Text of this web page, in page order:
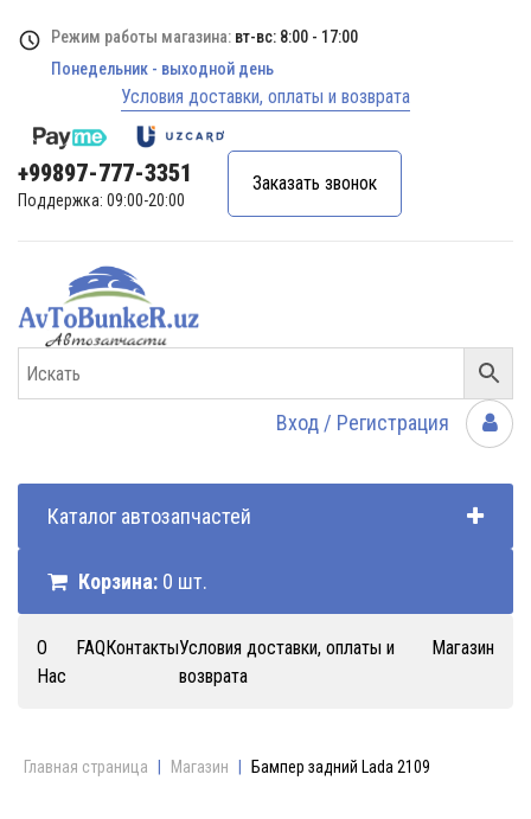
Режим работы магазина: вт-вс: 8:00 - 17:00
Понедельник - выходной день
Условия доставки, оплаты и возврата
+99897-777-3351
Поддержка: 09:00-20:00
Заказать звонок
Вход / Регистрация
Каталог автозапчастей
Корзина: 0 шт.
О
Нас
FAQКонтактыУсловия доставки, оплаты и
возврата
Магазин
Главная страница Магазин Бампер задний Lada 2109